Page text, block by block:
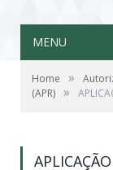
MENU
Home »
(APR) »